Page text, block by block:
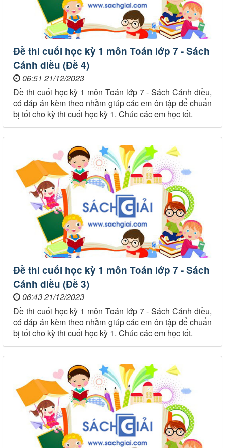
Đề thi cuối học kỳ 1 môn Toán lớp 7 - Sách
Cánh diều (Đề 4)
06:51 21/12/2023
Đề thi cuối học kỳ 1 môn Toán lớp 7 - Sách Cánh diều,
có đáp án kèm theo nhằm giúp các em ôn tập để chuẩn
bị tốt cho kỳ thi cuối học kỳ 1. Chúc các em học tốt.
Đề thi cuối học kỳ 1 môn Toán lớp 7 - Sách
Cánh diều (Đề 3)
06:43 21/12/2023
Đề thi cuối học kỳ 1 môn Toán lớp 7 - Sách Cánh diều,
có đáp án kèm theo nhằm giúp các em ôn tập để chuẩn
bị tốt cho kỳ thi cuối học kỳ 1. Chúc các em học tốt.